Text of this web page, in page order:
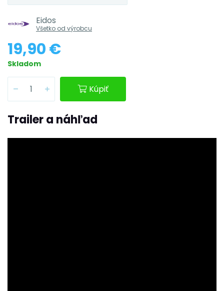
Eidos
Všetko od výrobcu
19,90 €
Skladom
Kúpiť
Trailer a náhľad